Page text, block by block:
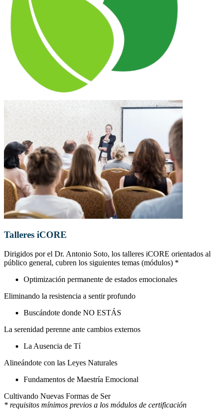
Talleres iCORE
Dirigidos por el Dr. Antonio Soto, los talleres iCORE orientados al
público general, cubren los siguientes temas (módulos) *
Optimización permanente de estados emocionales
Eliminando la resistencia a sentir profundo
Buscándote donde NO ESTÁS
La serenidad perenne ante cambios externos
La Ausencia de Tí
Alineándote con las Leyes Naturales
Fundamentos de Maestría Emocional
Cultivando Nuevas Formas de Ser
* requisitos mínimos previos a los módulos de certificación